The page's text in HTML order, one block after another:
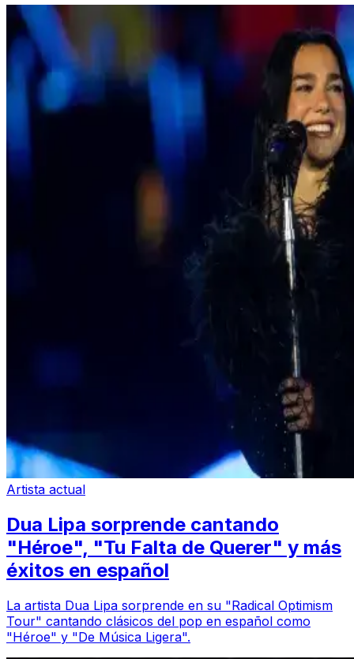
Artista actual
Dua Lipa sorprende cantando
"Héroe", "Tu Falta de Querer" y más
éxitos en español
La artista Dua Lipa sorprende en su "Radical Optimism
Tour" cantando clásicos del pop en español como
"Héroe" y "De Música Ligera".